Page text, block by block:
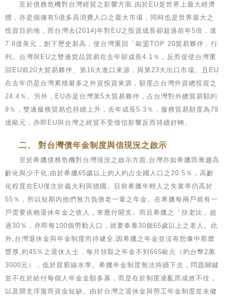
至於債務危機對台灣經貿之影響方面,由於EU是世界上最大經濟
體，亦是個擁有5億多高消費人口之最大市場，同時也是世界最大之
投資目的地，而台灣去(2014)年對EU之投資成長卻超過前年5倍，達
7.8億美元，創下歷史新高，使台灣重回「歐盟TOP 20貿易夥伴」行
列。台灣與EU之雙邊貨品貿易在去年卻成長4.1％，反而促使台灣重
回EU前20大貿易夥伴、第16大進口來源，與第23大出口市場。且EU
在去年仍是台灣累積最多之外資投資來源，額度占台灣外資總投資之
24.4％。另外，EU亦是台灣第5大貿易夥伴，占台灣對外總貿易額約
9％，雙邊服務貿易也持續上升，去年成長5.3％，服務貿易額度為79
億歐元，亦即EU與台灣之經貿不受債信影響反而持續好轉。
二、 對台灣債年金制度與信現況之啟示
至於希臘債務危機對台灣現況之啟示方面,台灣亦如希臘而漸趨高
齡化與少子化,由於希臘65歲以上的人約占全國人口之20.5％，高齡
化程度在EU僅次於義大利與德國。目前希臘年輕人之失業率仍高於
55％，所以短期內他們無力負擔老一輩之年金。在希臘每兩戶就有一
戶需要依賴退休年金之收入，來應付開支。而且希臘之「扶老比」超
過30％，亦即每100個勞動人口，就要奉養30個65歲以上之老人。此
外,台灣退休金與年金制度尚待健全,因希臘之年金並沒有想像中那麼
豐厚,約45％之退休人士，每月領取之年金不到665歐元（約台幣2萬
3000元），低於貧窮線水準。希臘年金制度無法持續下去，問題關鍵
並不在於給付每個人年金金額多寡，而是在於制度凌亂而成效不佳，
以及開支浮濫而資金短缺。由於台灣之退休金與勞工年金制度並未健